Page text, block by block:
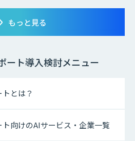
もっと見る
ート導入検討メニュー
とは？
向けのAIサービス・企業一覧